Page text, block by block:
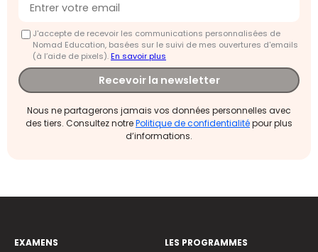
J'accepte de recevoir les communications personnalisées de
Nomad Education, basées sur le suivi de mes ouvertures d'emails
(à l’aide de pixels).En savoir plus
Recevoir la newsletter
Nous ne partagerons jamais vos données personnelles avec
des tiers. Consultez notrePolitique de confidentialitépour plus
d’informations.
EXAMENS LES PROGRAMMES